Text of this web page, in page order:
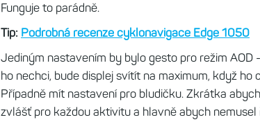
Funguje to parádně.
Tip: Podrobná recenze cyklonavigace Edge 1050
Jediným nastavením by bylo gesto pro režim AOD
ho nechci, bude displej svítít na maximum, když ho
Případně mít nastavení pro bludičku. Zkrátka
zvlášť pro každou aktivitu a hlavně abych